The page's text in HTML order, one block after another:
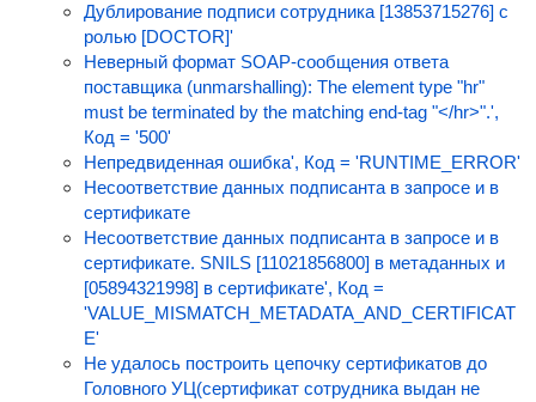
Дублирование подписи сотрудника [13853715276] с
ролью [DOCTOR]'
Неверный формат SOAP-сообщения ответа
поставщика (unmarshalling): The element type "hr"
must be terminated by the matching end-tag "</hr>".',
Код = '500'
Непредвиденная ошибка', Код = 'RUNTIME_ERROR'
Несоответствие данных подписанта в запросе и в
сертификате
Несоответствие данных подписанта в запросе и в
сертификате. SNILS [11021856800] в метаданных и
[05894321998] в сертификате', Код =
'VALUE_MISMATCH_METADATA_AND_CERTIFICAT
E'
Не удалось построить цепочку сертификатов до
Головного УЦ(сертификат сотрудника выдан не